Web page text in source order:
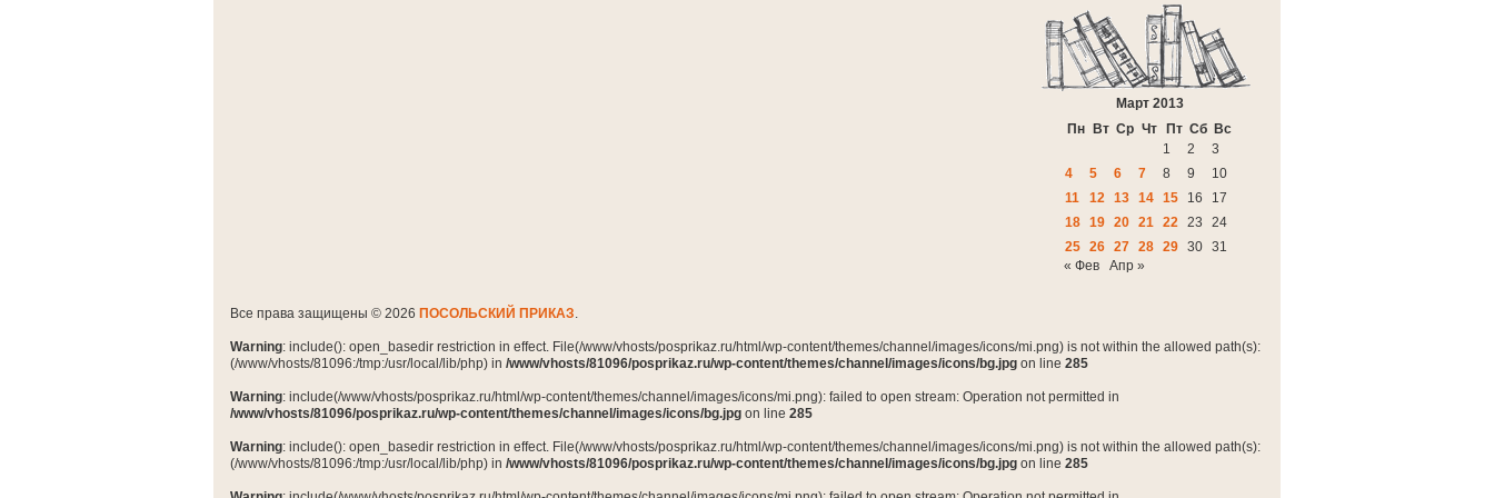
Март 2013
Пн
Вт Ср Чт Пт Сб Вс
1
2
3
4
5 6 7 8 9
10
11
12 13 14 15 16
17
18 19 20 21 22 23
24
25 26 27 28 29 30 31
« Фев
Апр »
Все права защищены © 2026 ПОСОЛЬСКИЙ ПРИКАЗ.
Warning: include(): open_basedir restriction in effect. File(/www/vhosts/posprikaz.ru/html/wp-content/themes/channel/images/icons/mi.png) is not within the allowed path(s):
(/www/vhosts/81096:/tmp:/usr/local/lib/php) in /www/vhosts/81096/posprikaz.ru/wp-content/themes/channel/images/icons/bg.jpg on line 285
Warning: include(/www/vhosts/posprikaz.ru/html/wp-content/themes/channel/images/icons/mi.png): failed to open stream: Operation not permitted in
/www/vhosts/81096/posprikaz.ru/wp-content/themes/channel/images/icons/bg.jpg on line 285
Warning: include(): open_basedir restriction in effect. File(/www/vhosts/posprikaz.ru/html/wp-content/themes/channel/images/icons/mi.png) is not within the allowed path(s):
(/www/vhosts/81096:/tmp:/usr/local/lib/php) in /www/vhosts/81096/posprikaz.ru/wp-content/themes/channel/images/icons/bg.jpg on line 285